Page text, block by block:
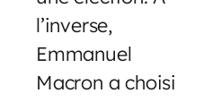
l’inverse,
Emmanuel
Macron a choisi